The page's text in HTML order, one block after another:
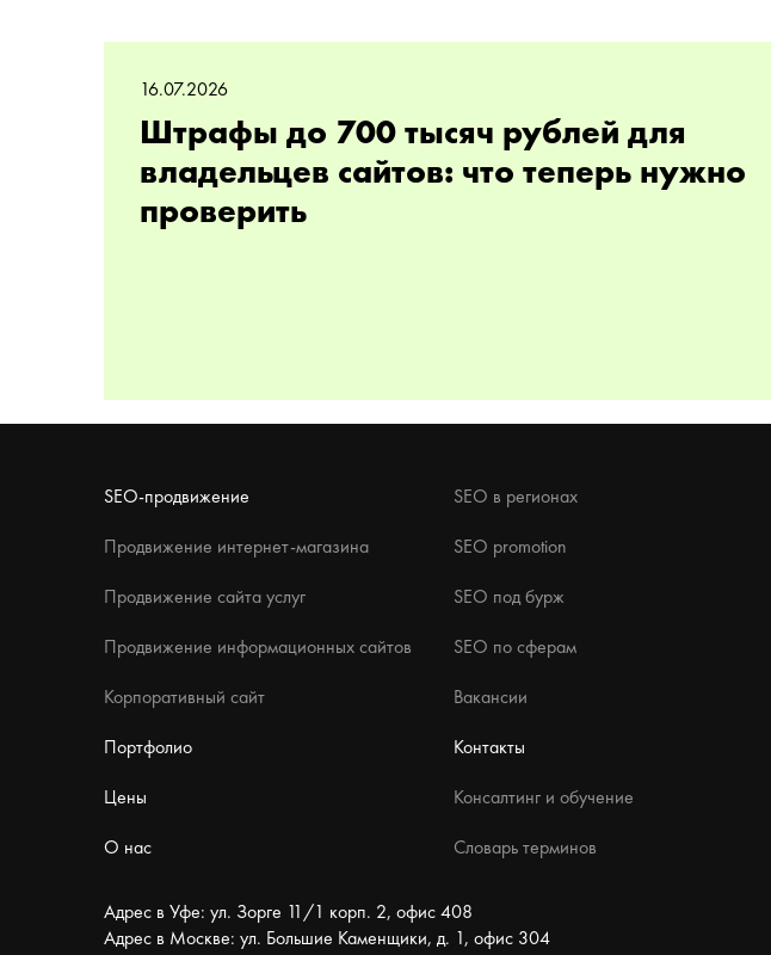
16.07.2026
Штрафы до 700 тысяч рублей для
владельцев сайтов: что теперь нужно
проверить
SEO-продвижение
Продвижение интернет-магазина
Продвижение сайта услуг
Продвижение информационных сайтов
SEO в регионах
SEO promotion
SEO под бурж
SEO по сферам
Корпоративный сайт
Портфолио
Цены
О нас
Вакансии
Контакты
Консалтинг и обучение
Словарь терминов
Адрес в Уфе: ул. Зорге 11/1 корп. 2, офис 408
Адрес в Москве: ул. Большие Каменщики, д. 1, офис 304